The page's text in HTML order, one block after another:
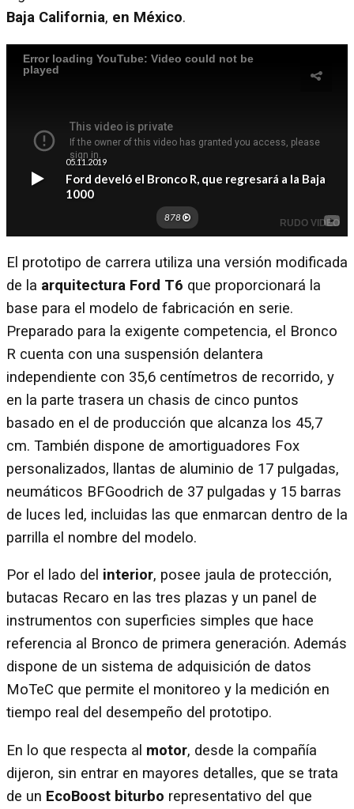
Baja California, en México.
El prototipo de carrera utiliza una versión modificada
de la arquitectura Ford T6 que proporcionará la
base para el modelo de fabricación en serie.
Preparado para la exigente competencia, el Bronco
R cuenta con una suspensión delantera
independiente con 35,6 centímetros de recorrido, y
en la parte trasera un chasis de cinco puntos
basado en el de producción que alcanza los 45,7
cm. También dispone de amortiguadores Fox
personalizados, llantas de aluminio de 17 pulgadas,
neumáticos BFGoodrich de 37 pulgadas y 15 barras
de luces led, incluidas las que enmarcan dentro de la
parrilla el nombre del modelo.
Por el lado del interior, posee jaula de protección,
butacas Recaro en las tres plazas y un panel de
instrumentos con superficies simples que hace
referencia al Bronco de primera generación. Además
dispone de un sistema de adquisición de datos
MoTeC que permite el monitoreo y la medición en
tiempo real del desempeño del prototipo.
En lo que respecta al motor, desde la compañía
dijeron, sin entrar en mayores detalles, que se trata
de un EcoBoost biturbo representativo del que